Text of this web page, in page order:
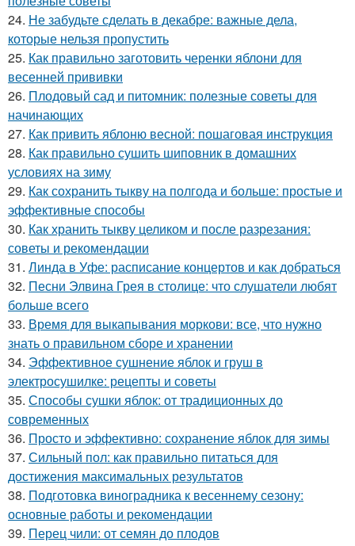
24. Не забудьте сделать в декабре: важные дела,
которые нельзя пропустить
25. Как правильно заготовить черенки яблони для
весенней прививки
26. Плодовый сад и питомник: полезные советы для
начинающих
27. Как привить яблоню весной: пошаговая инструкция
28. Как правильно сушить шиповник в домашних
условиях на зиму
29. Как сохранить тыкву на полгода и больше: простые и
эффективные способы
30. Как хранить тыкву целиком и после разрезания:
советы и рекомендации
31. Линда в Уфе: расписание концертов и как добраться
32. Песни Элвина Грея в столице: что слушатели любят
больше всего
33. Время для выкапывания моркови: все, что нужно
знать о правильном сборе и хранении
34. Эффективное сушнение яблок и груш в
электросушилке: рецепты и советы
35. Способы сушки яблок: от традиционных до
современных
36. Просто и эффективно: сохранение яблок для зимы
37. Сильный пол: как правильно питаться для
достижения максимальных результатов
38. Подготовка виноградника к весеннему сезону:
основные работы и рекомендации
39. Перец чили: от семян до плодов